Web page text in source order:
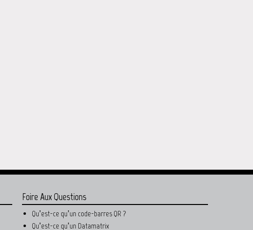
Foire Aux Questions
Qu’est-ce qu’un code-barres QR ?
Qu’est-ce qu’un Datamatrix